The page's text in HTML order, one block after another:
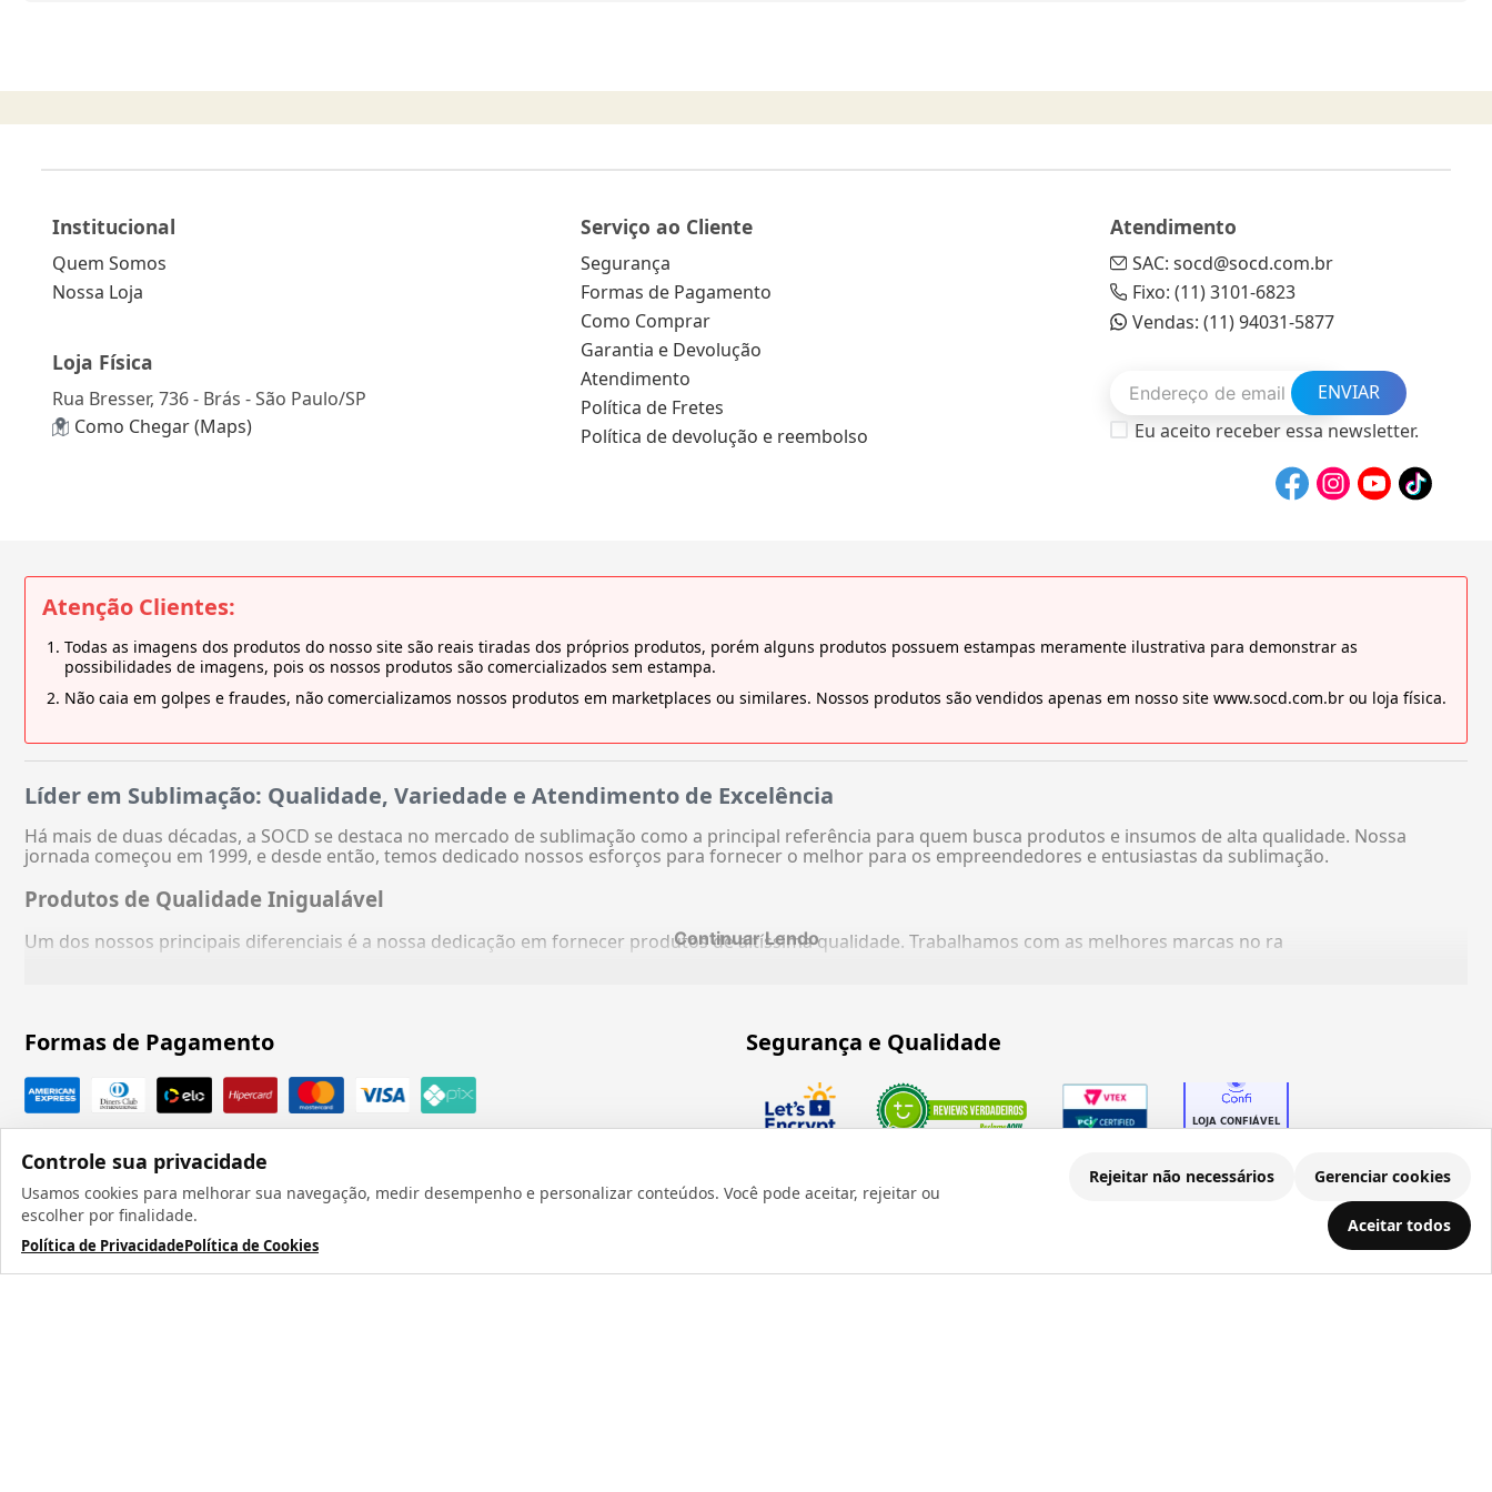
Controle sua privacidade
Usamos cookies para melhorar sua navegação, medir desempenho e personalizar conteúdos. Você pode aceitar, rejeitar ou
escolher por finalidade.
Política de PrivacidadePolítica de Cookies
Rejeitar não necessários Gerenciar cookies
Aceitar todos
Institucional
Quem Somos
Nossa Loja
Loja Física
Rua Bresser, 736 - Brás - São Paulo/SP
Como Chegar (Maps)
Serviço ao Cliente
Segurança
Formas de Pagamento
Como Comprar
Garantia e Devolução
Atendimento
Política de Fretes
Política de devolução e reembolso
Atendimento
SAC: socd@socd.com.br
Fixo: (11) 3101-6823
Vendas: (11) 94031-5877
ENVIAR
Eu aceito receber essa newsletter.
Atenção Clientes:
Todas as imagens dos produtos do nosso site são reais tiradas dos próprios produtos, porém alguns produtos possuem estampas meramente ilustrativa para demonstrar as
possibilidades de imagens, pois os nossos produtos são comercializados sem estampa.
Não caia em golpes e fraudes, não comercializamos nossos produtos em marketplaces ou similares. Nossos produtos são vendidos apenas em nosso site www.socd.com.br ou loja física.
Líder em Sublimação: Qualidade, Variedade e Atendimento de Excelência
Há mais de duas décadas, a SOCD se destaca no mercado de sublimação como a principal referência para quem busca produtos e insumos de alta qualidade. Nossa
jornada começou em 1999, e desde então, temos dedicado nossos esforços para fornecer o melhor para os empreendedores e entusiastas da sublimação.
Produtos de Qualidade Inigualável
Um dos nossos principais diferenciais é a nossa dedicação em fornecer produtos de altíssima qualidade. Trabalhamos com as melhores marcas no ra
Continuar Lendo
Formas de Pagamento Segurança e Qualidade
Todos os direitos reservados 1999 - 2026 | CRIDON COMÉRCIO LTDA EPP | CNPJ: 07.686.203/0001-22